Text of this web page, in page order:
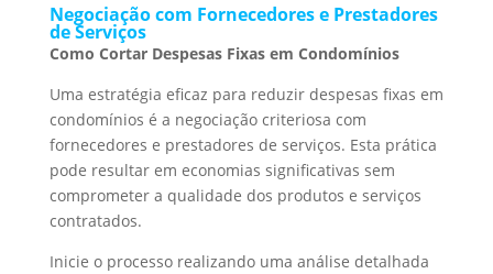
Negociação com Fornecedores e Prestadores
de Serviços
Como Cortar Despesas Fixas em Condomínios
Uma estratégia eficaz para reduzir despesas fixas em
condomínios é a negociação criteriosa com
fornecedores e prestadores de serviços. Esta prática
pode resultar em economias significativas sem
comprometer a qualidade dos produtos e serviços
contratados.
Inicie o processo realizando uma análise detalhada